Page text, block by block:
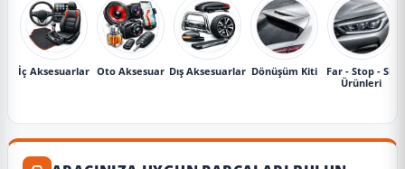
İç Aksesuarlar Oto Aksesuar Dış Aksesuarlar Dönüşüm Kiti
Far - Stop - Sis
Ürünleri